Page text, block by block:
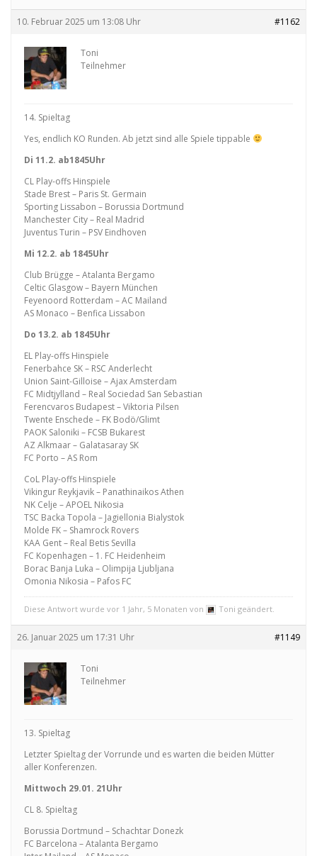
10. Februar 2025 um 13:08 Uhr #1162
Toni
Teilnehmer
14. Spieltag
Yes, endlich KO Runden. Ab jetzt sind alle Spiele tippable
Di 11.2. ab1845Uhr
CL Play-offs Hinspiele
Stade Brest – Paris St. Germain
Sporting Lissabon – Borussia Dortmund
Manchester City – Real Madrid
Juventus Turin – PSV Eindhoven
Mi 12.2. ab 1845Uhr
Club Brügge – Atalanta Bergamo
Celtic Glasgow – Bayern München
Feyenoord Rotterdam – AC Mailand
AS Monaco – Benfica Lissabon
Do 13.2. ab 1845Uhr
EL Play-offs Hinspiele
Fenerbahce SK – RSC Anderlecht
Union Saint-Gilloise – Ajax Amsterdam
FC Midtjylland – Real Sociedad San Sebastian
Ferencvaros Budapest – Viktoria Pilsen
Twente Enschede – FK Bodö/Glimt
PAOK Saloniki – FCSB Bukarest
AZ Alkmaar – Galatasaray SK
FC Porto – AS Rom
CoL Play-offs Hinspiele
Vikingur Reykjavik – Panathinaikos Athen
NK Celje – APOEL Nikosia
TSC Backa Topola – Jagiellonia Bialystok
Molde FK – Shamrock Rovers
KAA Gent – Real Betis Sevilla
FC Kopenhagen – 1. FC Heidenheim
Borac Banja Luka – Olimpija Ljubljana
Omonia Nikosia – Pafos FC
Diese Antwort wurde vor 1 Jahr, 5 Monaten von Toni geändert.
26. Januar 2025 um 17:31 Uhr #1149
Toni
Teilnehmer
13. Spieltag
Letzter Spieltag der Vorrunde und es warten die beiden Mütter
aller Konferenzen.
Mittwoch 29.01. 21Uhr
CL 8. Spieltag
Borussia Dortmund – Schachtar Donezk
FC Barcelona – Atalanta Bergamo